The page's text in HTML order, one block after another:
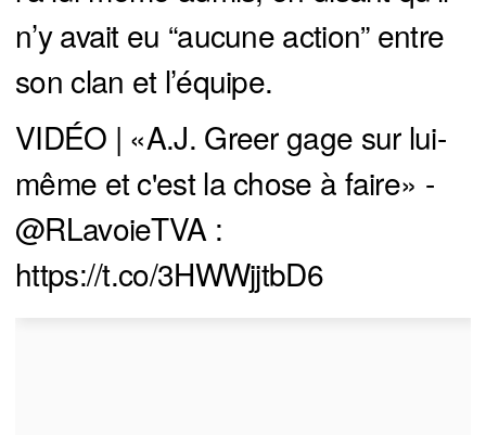
n’y avait eu “aucune action” entre
son clan et l’équipe.
VIDÉO | «A.J. Greer gage sur lui-
même et c'est la chose à faire» -
@RLavoieTVA :
https://t.co/3HWWjjtbD6